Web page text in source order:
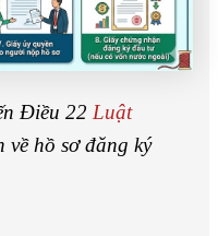
Điều 22 Luật
hồ sơ đăng ký